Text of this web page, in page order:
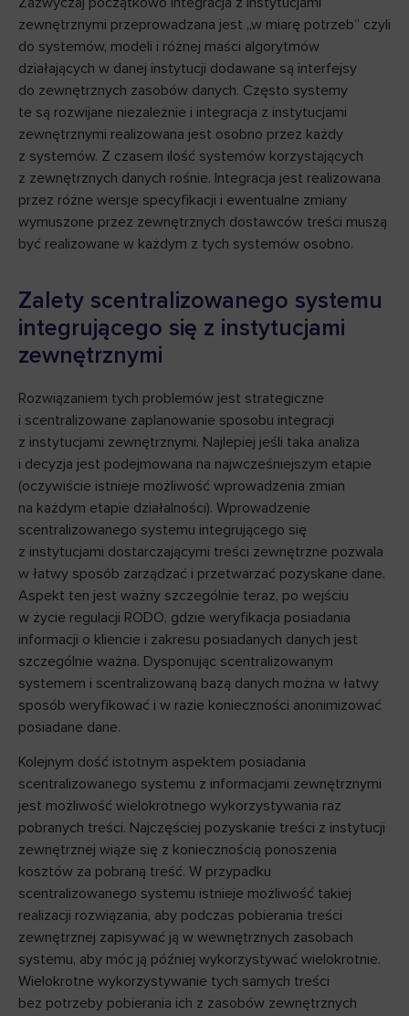
zewnętrznymi przeprowadzana jest „w miarę potrzeb” czyli
do systemów, modeli i różnej maści algorytmów
działających w danej instytucji dodawane są interfejsy
do zewnętrznych zasobów danych. Często systemy
te są rozwijane niezależnie i integracja z instytucjami
zewnętrznymi realizowana jest osobno przez każdy
z systemów. Z czasem ilość systemów korzystających
z zewnętrznych danych rośnie. Integracja jest realizowana
przez różne wersje specyfikacji i ewentualne zmiany
wymuszone przez zewnętrznych dostawców treści muszą
być realizowane w każdym z tych systemów osobno.
Zalety scentralizowanego systemu
integrującego się z instytucjami
zewnętrznymi
Rozwiązaniem tych problemów jest strategiczne
i scentralizowane zaplanowanie sposobu integracji
z instytucjami zewnętrznymi. Najlepiej jeśli taka analiza
i decyzja jest podejmowana na najwcześniejszym etapie
(oczywiście istnieje możliwość wprowadzenia zmian
na każdym etapie działalności). Wprowadzenie
scentralizowanego systemu integrującego się
z instytucjami dostarczającymi treści zewnętrzne pozwala
w łatwy sposób zarządzać i przetwarzać pozyskane dane.
Aspekt ten jest ważny szczególnie teraz, po wejściu
w życie regulacji RODO, gdzie weryfikacja posiadania
informacji o kliencie i zakresu posiadanych danych jest
szczególnie ważna. Dysponując scentralizowanym
systemem i scentralizowaną bazą danych można w łatwy
sposób weryfikować i w razie konieczności anonimizować
posiadane dane.
Kolejnym dość istotnym aspektem posiadania
scentralizowanego systemu z informacjami zewnętrznymi
jest możliwość wielokrotnego wykorzystywania raz
pobranych treści. Najczęściej pozyskanie treści z instytucji
zewnętrznej wiąże się z koniecznością ponoszenia
kosztów za pobraną treść. W przypadku
scentralizowanego systemu istnieje możliwość takiej
realizacji rozwiązania, aby podczas pobierania treści
zewnętrznej zapisywać ją w wewnętrznych zasobach
systemu, aby móc ją później wykorzystywać wielokrotnie.
Wielokrotne wykorzystywanie tych samych treści
bez potrzeby pobierania ich z zasobów zewnętrznych